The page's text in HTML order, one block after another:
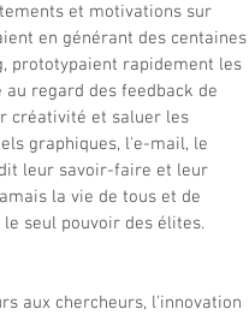
et motivations sur
en générant des centaines
prototypaient rapidement les
regard des feedback de
créativité et saluer les
graphiques, l'e-mail, le
leur savoir-faire et leur
la vie de tous et de
seul pouvoir des élites.
aux chercheurs, l'innovation